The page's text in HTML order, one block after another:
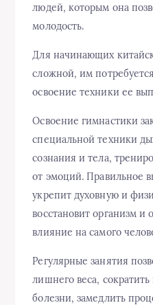
людей, которым она
молодость.
Для начинающих
сложной, им
освоение техники ее
Освоение гимнастики
специальной техники
сознания и тела,
от эмоций. Правильное
укрепит духовную и
восстановит организм и
влияние на самого
Регулярные занятия
лишнего веса,
болезни, замедлить